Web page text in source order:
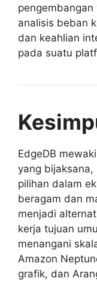
analisis beban
dan keahlian
pada suatu
EdgeDB
yang bijaksana,
pilihan dalam
beragam dan
menjadi
kerja tujuan
menangani
Amazon
grafik, dan